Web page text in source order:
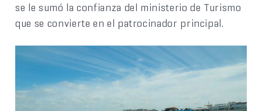
se le sumó la confianza del ministerio de Turismo
que se convierte en el patrocinador principal.